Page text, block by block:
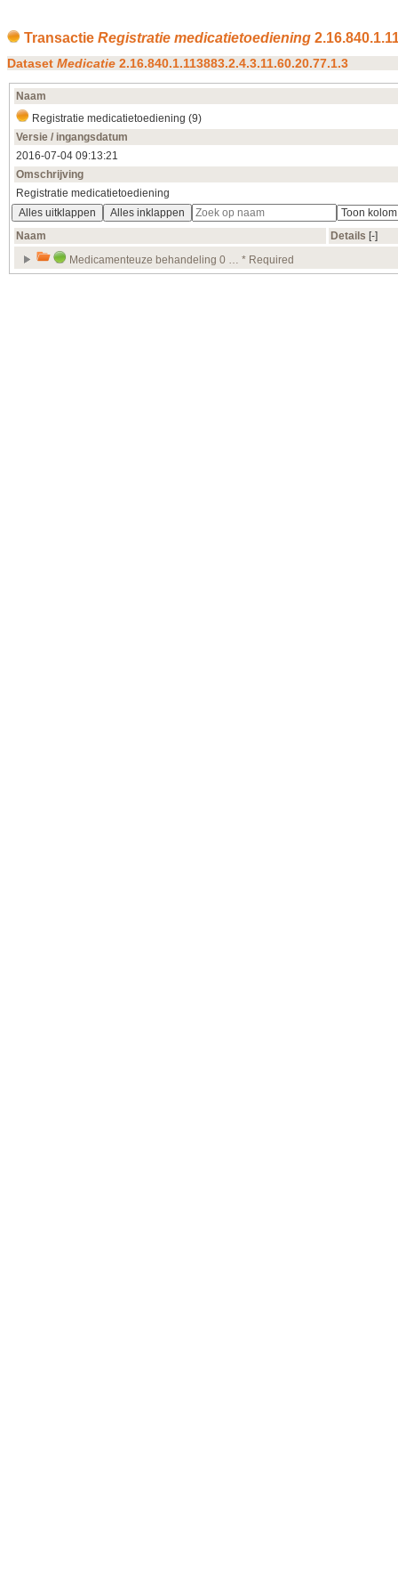
Transactie Registratie medicatietoediening
Dataset Medicatie 2.16.840.1.113883.2.4.3.11.60.20.77.1.3
Naam
Registratie medicatietoediening (9)
Versie / ingangsdatum
2016‑07‑04 09:13:21
Omschrijving
Registratie medicatietoediening
Alles uitklappen
Alles inklappen
Naam
Details [‑]
Medicamenteuze behandeling 0 … * Required